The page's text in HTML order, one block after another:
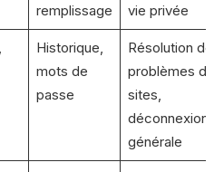
remplissage
vie privée
Historique,
mots de
passe
Résolution de
problèmes de
sites,
déconnexion
générale